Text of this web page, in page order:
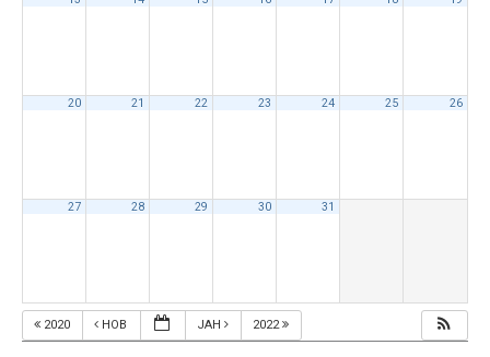
20 21 22 23 24 25 26
27 28 29 30 31
2020 НОВ ЈАН 2022